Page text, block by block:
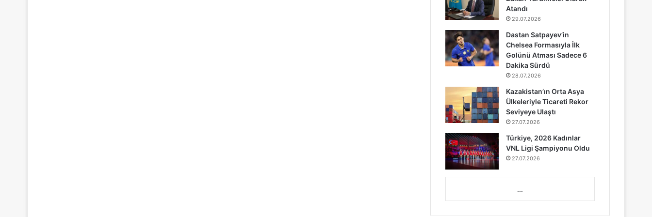
Atandı
29.07.2026
Dastan Satpayev’in
Chelsea Formasıyla İlk
Golünü Atması Sadece 6
Dakika Sürdü
28.07.2026
Kazakistan’ın Orta Asya
Ülkeleriyle Ticareti Rekor
Seviyeye Ulaştı
27.07.2026
Türkiye, 2026 Kadınlar
VNL Ligi Şampiyonu Oldu
27.07.2026
...